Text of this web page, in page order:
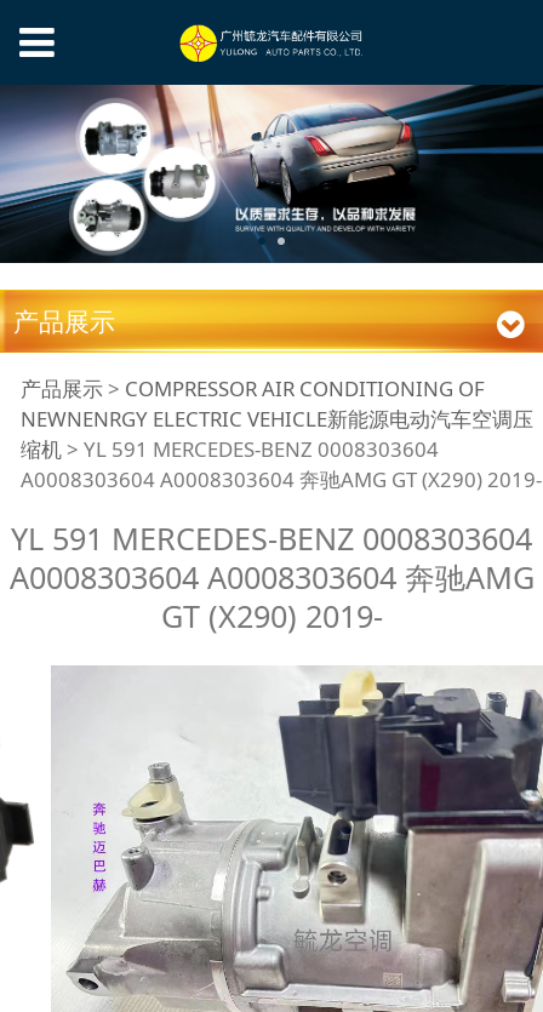
产品展示
YL 591 MERCEDES-
BENZ 0008303604
A0008303604
A0008303604 奔驰
AMG GT (X290) 2019-
产品展示> COMPRESSOR AIR CONDITIONING OF
NEWNENRGY ELECTRIC VEHICLE新能源电动汽车空调压
缩机> YL 591 MERCEDES-BENZ 0008303604
A0008303604 A0008303604 奔驰AMG GT (X290) 2019-
YL 591 MERCEDES-BENZ 0008303604
A0008303604 A0008303604 奔驰AMG
GT (X290) 2019-